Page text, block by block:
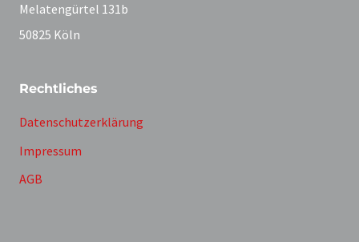
Melatengürtel 131b
50825 Köln
Rechtliches
Datenschutzerklärung
Impressum
AGB